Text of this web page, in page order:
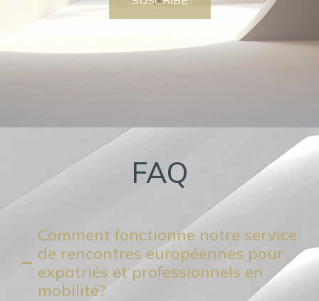
FAQ
Comment fonctionne notre service
de rencontres européennes pour
expatriés et professionnels en
mobilité?